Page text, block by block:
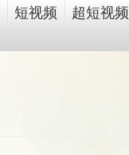
短视频 超短视频